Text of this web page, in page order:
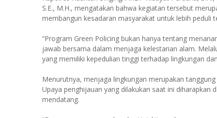
S.E., M.H., mengatakan bahwa kegiatan tersebut
membangun kesadaran masyarakat untuk lebih peduli
“Program Green Policing bukan hanya tentang
jawab bersama dalam menjaga kelestarian alam.
yang memiliki kepedulian tinggi terhadap lingkungan
Menurutnya, menjaga lingkungan merupakan
Upaya penghijauan yang dilakukan saat ini
mendatang.